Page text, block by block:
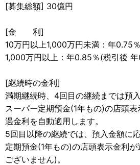
[募集総額] 30億円
[金 利]
10万円以上1,000万円未満：年0.75
1,000万円以上：年0.85％(税引後
[継続時の金利]
満期継続時、4回目の継続までは預
スーパー定期預金(1年もの)の店頭
遇金利を自動適用します。
5回目以降の継続では、預入金額に
定期預金(1年もの)の店頭表示金利
ございません)。